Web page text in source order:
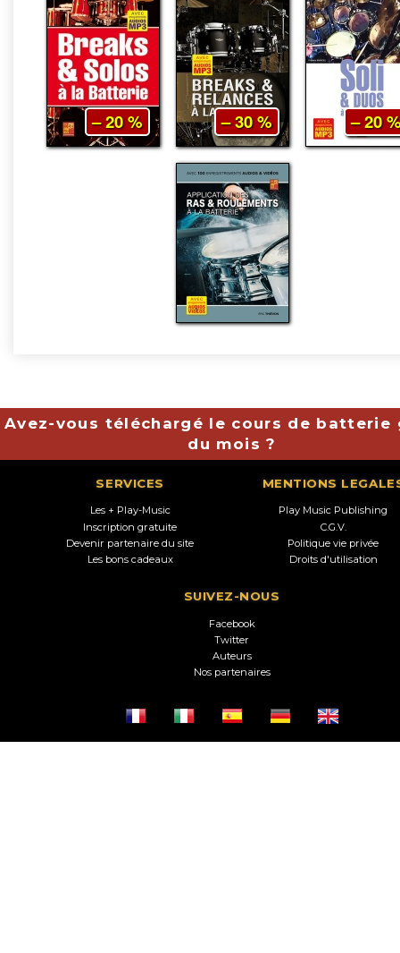
– 20 % – 30 % – 20
Avez-vous téléchargé le cours de batterie
du mois ?
SERVICES
Les + Play-Music
Inscription gratuite
Devenir partenaire du site
Les bons cadeaux
MENTIONS
Play Music Publishing
C.G.V.
Politique vie privée
Droits d'utilisation
SUIVEZ-NOUS
Facebook
Twitter
Auteurs
Nos partenaires